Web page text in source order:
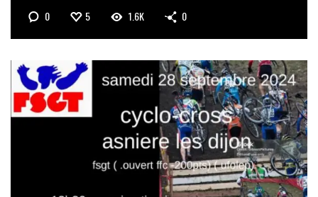
0 5 1.6K 0